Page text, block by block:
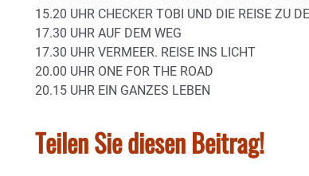
15.20 UHR CHECKER TOBI UND DIE REISE ZU
17.30 UHR AUF DEM WEG
17.30 UHR VERMEER. REISE INS LICHT
20.00 UHR ONE FOR THE ROAD
20.15 UHR EIN GANZES LEBEN
Teilen Sie diesen Beitrag!